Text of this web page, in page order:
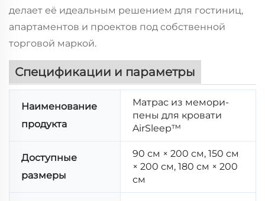
делает её идеальным решением для гостиниц,
апартаментов и проектов под собственной
торговой маркой.
Спецификации и параметры
Наименование
продукта
Матрас из мемори-
пены для кровати
AirSleep™
Доступные
размеры
90 см × 200 см, 150 см
× 200 см, 180 см × 200
см